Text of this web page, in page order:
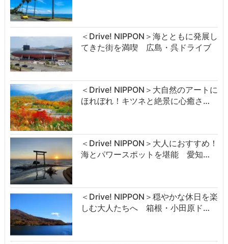
＜Drive! NIPPON＞海とともに発展し
てきた街を満喫 広島・呉ドライブ
＜Drive! NIPPON＞大自然のアートに
ほれぼれ！キツネと絶景に心癒さ…
＜Drive! NIPPON＞大人におすすめ！
海とパワースポットを堪能 愛知…
＜Drive! NIPPON＞穏やかな休日を楽
しむ大人たちへ 箱根・小田原ド…